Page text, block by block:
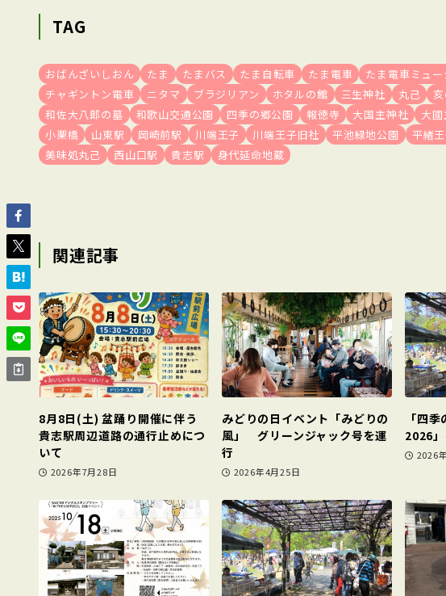
TAG
おばんざいしおん たま たまバス たま自転車 たま電車 たま電車ミュー
チャギントン電車
ニタマ ブラジリアン ホタルの館 三生神社 丸己
和佐大八郎の墓
和歌山交通公園 四季の郷公園 報徳寺 大国主神社 大
小栗橋
山東駅 岡崎前駅 川端王子 川端王子旧社 平池緑地公園 平緒
美味処丸己
西山口駅 貴志駅 身代延命地蔵
関連記事
8月8日(土) 盆踊り開催に伴う
貴志駅周辺道路の通行止めにつ
いて
2026年7月28日
みどりの日イベント「みどりの
風」 グリーンジャック号を運
行
2026年4月25日
「四
2026
2026